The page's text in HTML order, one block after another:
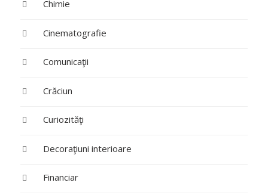
Chimie
Cinematografie
Comunicaţii
Crăciun
Curiozităţi
Decoraţiuni interioare
Financiar